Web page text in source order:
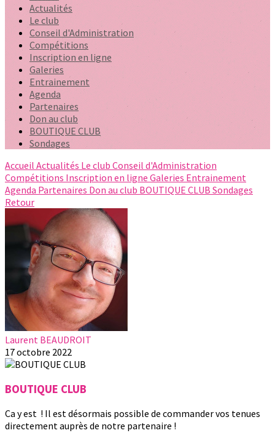
Actualités
Le club
Conseil d'Administration
Compétitions
Inscription en ligne
Galeries
Entrainement
Agenda
Partenaires
Don au club
BOUTIQUE CLUB
Sondages
Accueil Actualités Le club Conseil d'Administration
Compétitions Inscription en ligne Galeries Entrainement
Agenda Partenaires Don au club BOUTIQUE CLUB Sondages
Retour
Laurent BEAUDROIT
17 octobre 2022
BOUTIQUE CLUB
Ca y est ! Il est désormais possible de commander vos tenues
directement auprès de notre partenaire !